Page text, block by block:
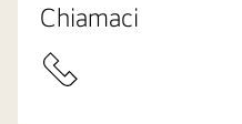
Chiamaci